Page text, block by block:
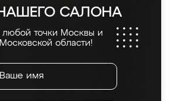
САЛОНА
любой точки Москвы и
Московской области!